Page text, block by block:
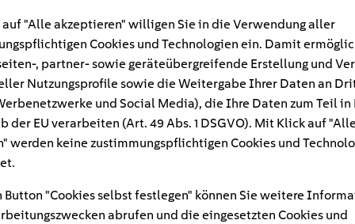
#
eclipse-cross-plug-
"Alle akzeptieren" willigen Sie in die Verwendung aller
Cookies und Technologien ein. Damit
, partner- sowie geräteübergreifende Erstellung und
Nutzungsprofile sowie die Weitergabe Ihrer Daten an
und Social Media), die Ihre Daten zum Teil in
der EU verarbeiten (Art. 49 Abs. 1 DSGVO). Mit Klick auf
werden keine zustimmungspflichtigen Cookies und
Button "Cookies selbst festlegen" können Sie weitere
abrufen und die eingesetzten Cookies und